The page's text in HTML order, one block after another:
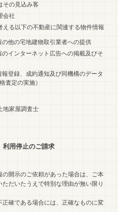
その見込み客
会社
える以下の不動産に関連する物件情報
他の宅地建物取引業者への提供
インターネット広告への掲載及びそ
登録、成約通知及び同機構のデータ
査定の実施）
地家屋調査士
利用停止のご請求
開示のご依頼があった場合は、ご本
だいたうえで特別な理由が無い限り
確である場合には、正確なものに変